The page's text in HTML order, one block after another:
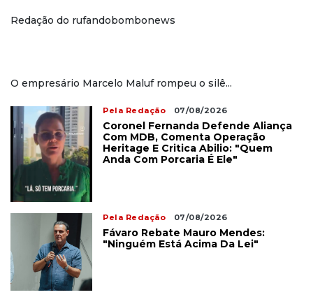
Redação do rufandobombonews
O empresário Marcelo Maluf rompeu o silê...
Pela Redação 07/08/2026
Coronel Fernanda Defende Aliança
Com MDB, Comenta Operação
Heritage E Critica Abilio: "Quem
Anda Com Porcaria É Ele"
Pela Redação 07/08/2026
Fávaro Rebate Mauro Mendes:
"Ninguém Está Acima Da Lei"